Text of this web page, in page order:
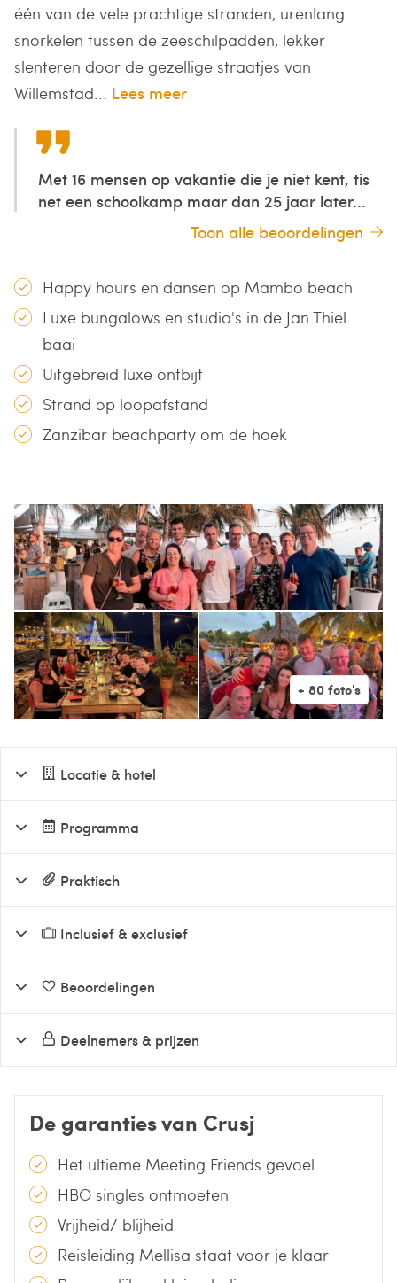
één van de vele prachtige stranden, urenlang
snorkelen tussen de zeeschilpadden, lekker
slenteren door de gezellige straatjes van
Willemstad... Lees meer
Met 16 mensen op vakantie die je niet kent, tis
net een schoolkamp maar dan 25 jaar later...
Toon alle beoordelingen
Happy hours en dansen op Mambo beach
Luxe bungalows en studio's in de Jan Thiel
baai
Uitgebreid luxe ontbijt
Strand op loopafstand
Zanzibar beachparty om de hoek
Locatie & hotel
Programma
Praktisch
Inclusief & exclusief
Beoordelingen
Deelnemers & prijzen
De garanties van Crusj
Het ultieme Meeting Friends gevoel
HBO singles ontmoeten
Vrijheid/ blijheid
Reisleiding Mellisa staat voor je klaar